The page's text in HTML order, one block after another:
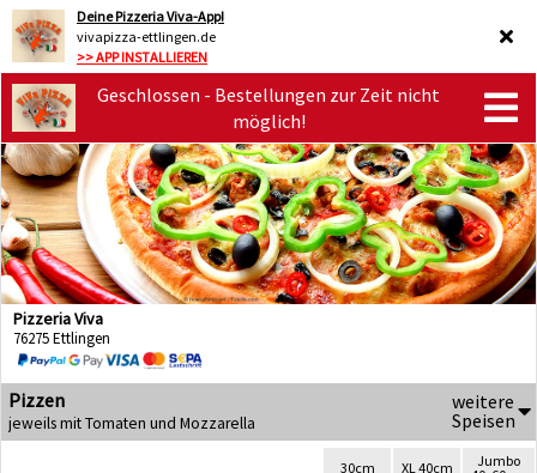
Deine Pizzeria Viva-App!
vivapizza-ettlingen.de
>> APP INSTALLIEREN
Geschlossen - Bestellungen zur Zeit nicht
möglich!
Pizzeria Viva
76275 Ettlingen
Pizzen
jeweils mit Tomaten und Mozzarella
weitere
Speisen
30cm XL 40cm
Jumbo